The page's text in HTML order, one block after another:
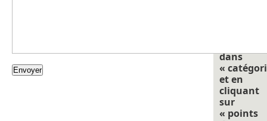
dans
«
et en
cliquant
sur
« points